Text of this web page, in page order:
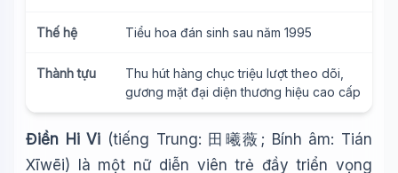
Thế hệ Tiểu hoa đán sinh sau năm 1995
Thành tựu
Thu hút hàng chục triệu lượt theo dõi,
gương mặt đại diện thương hiệu cao cấp
Điền Hi Vi (tiếng Trung: 田曦薇; Bính âm: Tián
Xīwēi) là một nữ diễn viên trẻ đầy triển vọng